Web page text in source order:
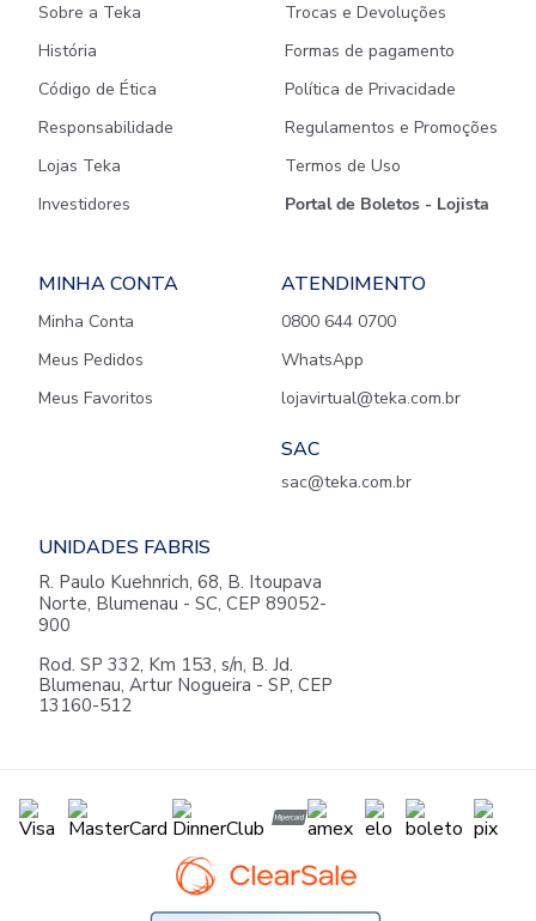
Sobre a Teka
História
Código de Ética
Responsabilidade
Lojas Teka
Investidores
Trocas e Devoluções
Formas de pagamento
Política de Privacidade
Regulamentos e Promoções
Termos de Uso
Portal de Boletos - Lojista
MINHA CONTA
Minha Conta
Meus Pedidos
Meus Favoritos
ATENDIMENTO
0800 644 0700
WhatsApp
lojavirtual@teka.com.br
SAC
sac@teka.com.br
UNIDADES FABRIS
R. Paulo Kuehnrich, 68, B. Itoupava
Norte, Blumenau - SC, CEP 89052-
900
Rod. SP 332, Km 153, s/n, B. Jd.
Blumenau, Artur Nogueira - SP, CEP
13160-512